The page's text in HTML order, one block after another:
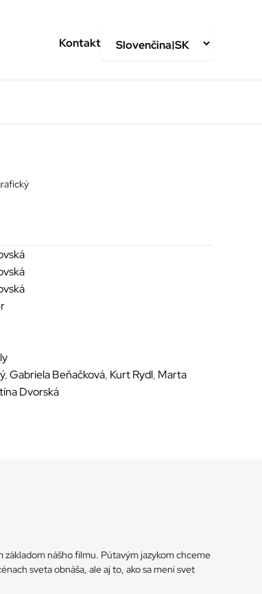
Kontakt
,Gabriela Beňačková, Kurt Rydl, Marta
Dvorská
nášho filmu. Pútavým jazykom chceme
sveta obnáša, ale aj to, ako sa mení svet